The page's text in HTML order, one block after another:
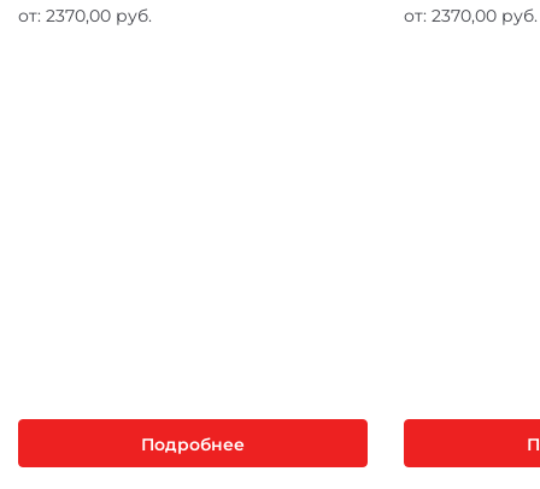
от: 2370,00 руб.
Подробнее
от: 2370,00 руб.